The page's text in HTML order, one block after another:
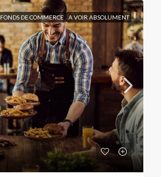
FONDS DE COMMERCE A VOIR ABSOLUMENT